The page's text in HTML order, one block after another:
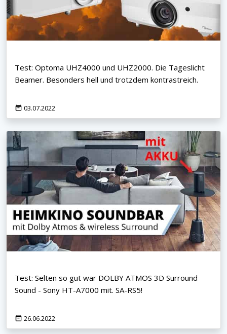
Test: Optoma UHZ4000 und UHZ2000. Die Tageslicht
Beamer. Besonders hell und trotzdem kontrastreich.
03.07.2022
Test: Selten so gut war DOLBY ATMOS 3D Surround
Sound - Sony HT-A7000 mit. SA-RS5!
26.06.2022